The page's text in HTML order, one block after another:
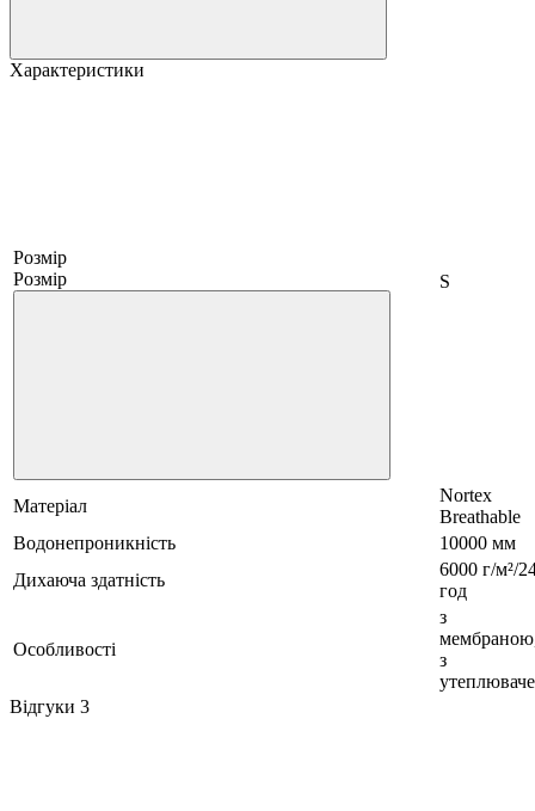
Характеристики
Розмір
Розмір
S
Матеріал
Nortex
Breathable
Водонепроникність
10000 мм
Дихаюча здатність
6000 г/м²/
год
Особливості
з
з
Відгуки 3